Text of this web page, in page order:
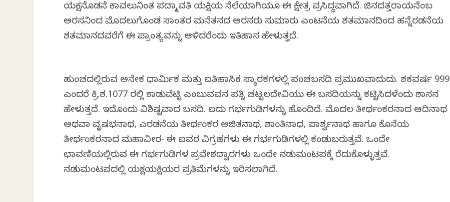
ಯಕ್ಷನೊಡನೆ ಕಾವಲುನಿಂತ ಪದ್ಮಾವತಿ ಯಕ್ಷಿಯ ನೆಲೆಯಾಗಿಯೂ ಈ ಕ್ಷೇತ್ರ ಪ್ರಸಿದ್ಧವಾಗಿದೆ. ಜಿನದತ್ತರಾಯನೆಂಬ
ಅರಸನಿಂದ ಮೊದಲುಗೊಂಡ ಸಾಂತರ ಮನೆತನದ ಅರಸರು ಸುಮಾರು ಎಂಟನೆಯ ಶತಮಾನದಿಂದ ಹನ್ನೆರಡನೆಯ
ಶತಮಾನದವರೆಗೆ ಈ ಪ್ರಾಂತ್ಯವನ್ನು ಆಳಿದರೆಂದು ಇತಿಹಾಸ ಹೇಳುತ್ತದೆ.
ಹುಂಚದಲ್ಲಿರುವ ಅನೇಕ ಧಾರ್ಮಿಕ ಮತ್ತು ಐತಿಹಾಸಿಕ ಸ್ಮಾರಕಗಳಲ್ಲಿ ಪಂಚಬಸದಿ ಪ್ರಮುಖವಾದುದು. ಶಕವರ್ಷ 999
ಎಂದರೆ ಕ್ರಿ.ಶ.1077 ರಲ್ಲಿ ಕಾಡುವೆಟ್ಟಿ ಎಂಬುವವನ ಪತ್ನಿ ಚಟ್ಟಲದೇವಿಯು ಈ ಬಸದಿಯನ್ನು ಕಟ್ಟಿಸಿದಳೆಂದು ಶಾಸನ
ಹೇಳುತ್ತದೆ. ಇದೊಂದು ವಿಶಿಷ್ಟವಾದ ಬಸದಿ. ಐದು ಗರ್ಭಗುಡಿಗಳನ್ನು ಹೊಂದಿದೆ. ಮೊದಲ ತೀರ್ಥಂಕರನಾದ ಆದಿನಾಥ
ಅಥವಾ ವೃಷಭನಾಥ, ಎರಡನೆಯ ತೀರ್ಥಂಕರ ಅಜಿತನಾಥ, ಶಾಂತಿನಾಥ, ಪಾರ್ಶ್ವನಾಥ ಹಾಗೂ ಕೊನೆಯ
ತೀರ್ಥಂಕರನಾದ ಮಹಾವೀರ- ಈ ಐವರ ವಿಗ್ರಹಗಳು ಈ ಗರ್ಭಗುಡಿಗಳಲ್ಲಿ ಕಂಡುಬರುತ್ತವೆ. ಒಂದೇ
ಛಾವಣಿಯಲ್ಲಿರುವ ಈ ಗರ್ಭಗುಡಿಗಳ ಪ್ರವೇಶದ್ವಾರಗಳು ಒಂದೇ ನಡುಮಂಟಪಕ್ಕೆ ತೆರೆದುಕೊಳ್ಳುತ್ತವೆ.
ನಡುಮಂಟಪದಲ್ಲಿ ಯಕ್ಷಯಕ್ಷಿಯರ ಪ್ರತಿಮೆಗಳನ್ನು ಇರಿಸಲಾಗಿದೆ.